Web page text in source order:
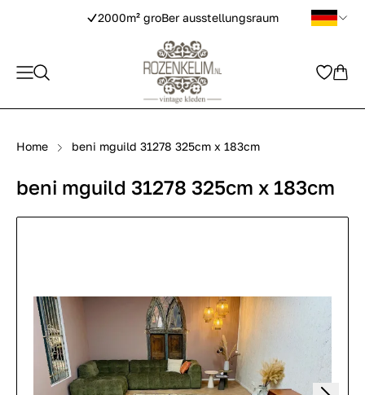
2000m² groBer ausstellungsraum
Home beni mguild 31278 325cm x 183cm
beni mguild 31278 325cm x 183cm